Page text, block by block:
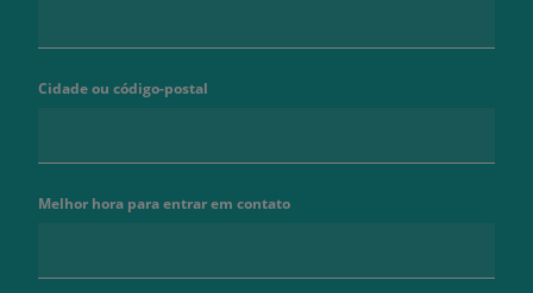
Cidade ou código-postal
Melhor hora para entrar em contato